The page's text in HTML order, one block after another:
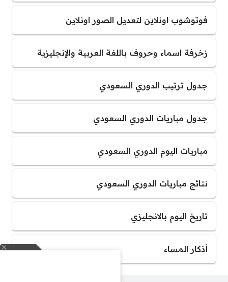
فوتوشوب اونلاين لتعديل الصور اونلاين
زخرفة اسماء وحروف باللغة العربية والإنجليزية
جدول ترتيب الدوري السعودي
جدول مباريات الدوري السعودي
مباريات اليوم الدوري السعودي
نتائج مباريات الدوري السعودي
تاريخ اليوم بالانجليزي
أذكار المساء